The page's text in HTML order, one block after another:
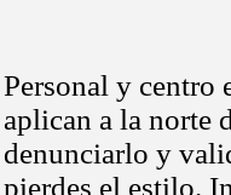
Personal y centro
aplican a la norte
denunciarlo y
pierdes el estilo.